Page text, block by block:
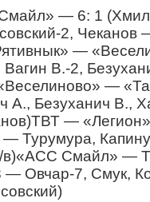
— 6: 1
2, Чеканов
—
Вагин В.-2,
—
А., Безуханич В.,
—
— Турумура,
в)«АСС Смайл» —
— Овчар-7, Смук,